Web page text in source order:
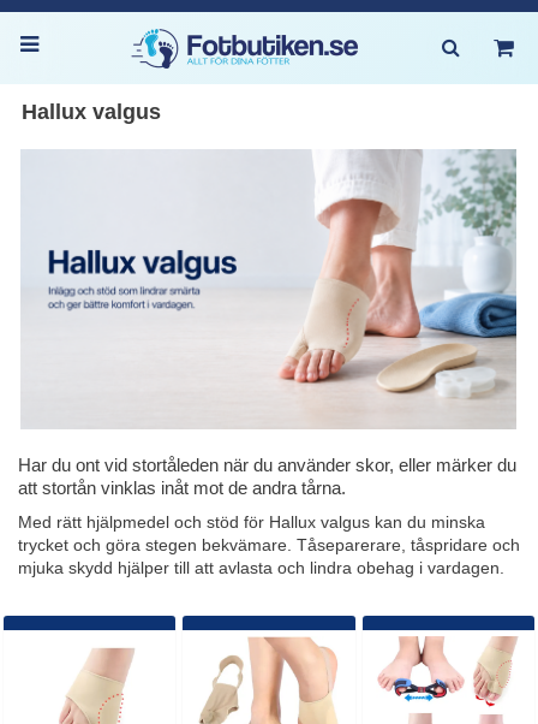
Hallux valgus
Har du ont vid stortåleden när du använder skor, eller märker du
att stortån vinklas inåt mot de andra tårna.
Med rätt hjälpmedel och stöd för Hallux valgus kan du minska
trycket och göra stegen bekvämare. Tåseparerare, tåspridare och
mjuka skydd hjälper till att avlasta och lindra obehag i vardagen.